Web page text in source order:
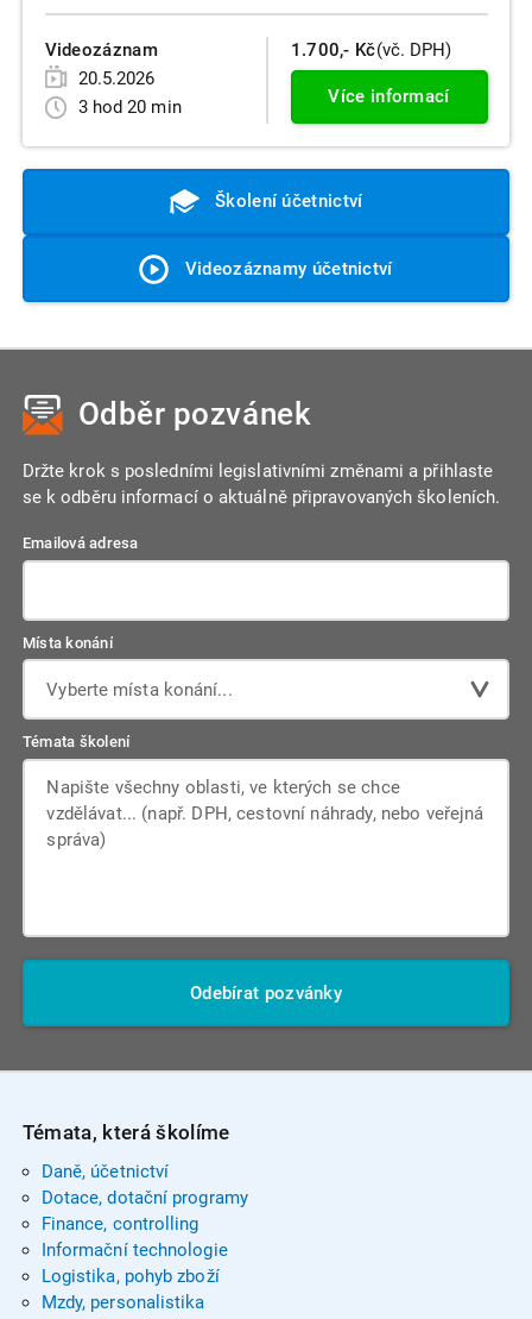
Videozáznam
20.5.2026
3 hod 20 min
1.700,- Kč(vč. DPH)
Více informací
Školení účetnictví
Videozáznamy účetnictví
Odběr pozvánek
Držte krok s posledními legislativními změnami a přihlaste
se k odběru informací o aktuálně připravovaných školeních.
Emailová adresa
Místa konání
Vyberte místa konání...
Témata školení
Odebírat pozvánky
Témata, která školíme
Daně, účetnictví
Dotace, dotační programy
Finance, controlling
Informační technologie
Logistika, pohyb zboží
Mzdy, personalistika